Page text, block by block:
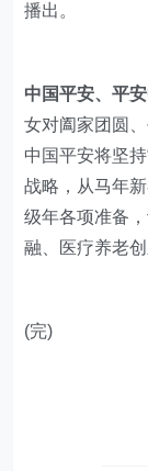
播出。
中国平安、平安
女对阖家团圆
中国平安将坚
战略，从马年
级年各项准备
融、医疗养老
(完)